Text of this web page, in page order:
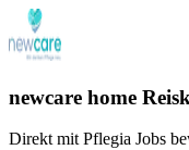
newcare home
Direkt mit Pflegia Jobs